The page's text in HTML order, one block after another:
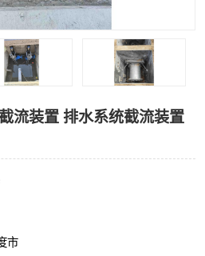
流装置 排水系统截流装置
市
浅层砂过滤装置